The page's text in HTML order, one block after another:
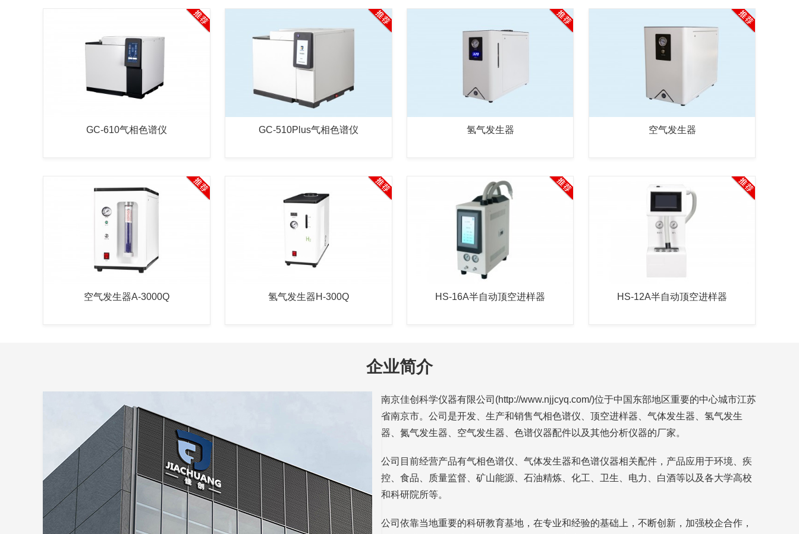
GC-610气相色谱仪 GC-510Plus气相色谱仪 氢气发生器 空气发生器
空气发生器A-3000Q 氢气发生器H-300Q HS-16A半自动顶空进样器 HS-12A半自动顶空进样器
企业简介
南京佳创科学仪器有限公司(http://www.njjcyq.com/)位于中国东部地区重要的中心城市江苏
省南京市。公司是开发、生产和销售气相色谱仪、顶空进样器、气体发生器、氢气发生
器、氮气发生器、空气发生器、色谱仪器配件以及其他分析仪器的厂家。
公司目前经营产品有气相色谱仪、气体发生器和色谱仪器相关配件，产品应用于环境、疾
控、食品、质量监督、矿山能源、石油精炼、化工、卫生、电力、白酒等以及各大学高校
和科研院所等。
公司依靠当地重要的科研教育基地，在专业和经验的基础上，不断创新，加强校企合作，